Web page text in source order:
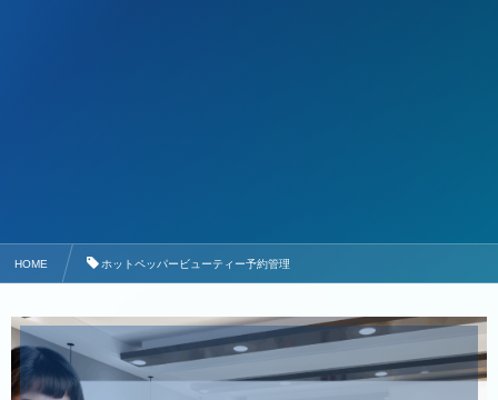
HOME ホットペッパービューティー予約管理